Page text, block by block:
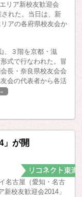
リア新校友歓迎会
れた。当日は、新
アの各府県校友会か
、３階を京都・滋
式で行なわれた。冒
長・奈良県校友会会
会の代表者から各活
」が開
名古屋（愛知・名古
校友歓迎会2014」